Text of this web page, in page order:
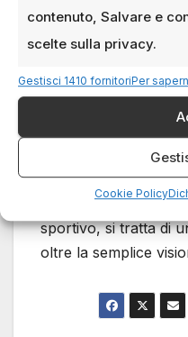
contenuto, Salvare e
scelte sulla privacy.
Gestisci 1410 fornitoriPer
Cookie Policy
Le date e le sale
prossimamente, ma
Milano sarà tra le
sua centralità nel
Per il pubblico
calcio come
sportivo, si tratta di
oltre la semplice